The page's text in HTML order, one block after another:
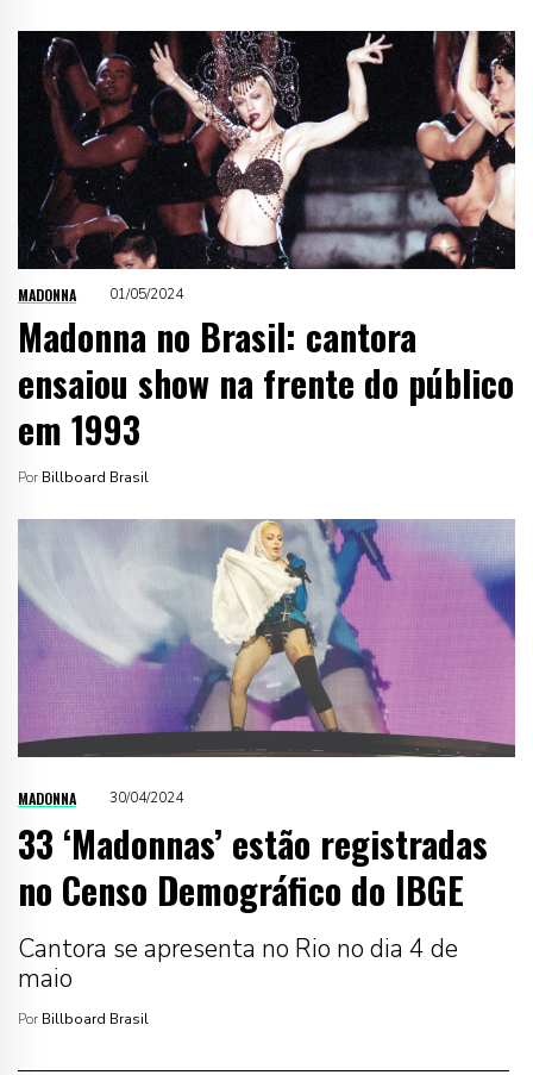
MADONNA 01/05/2024
Madonna no Brasil: cantora
ensaiou show na frente do público
em 1993
Por Billboard Brasil
MADONNA 30/04/2024
33 ‘Madonnas’ estão registradas
no Censo Demográfico do IBGE
Cantora se apresenta no Rio no dia 4 de
maio
Por Billboard Brasil